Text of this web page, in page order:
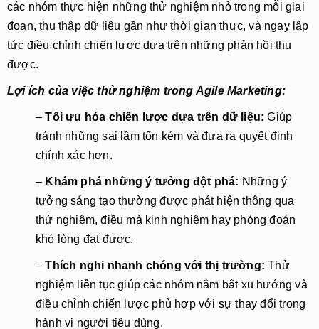
các nhóm thực hiện những thử nghiệm nhỏ trong mỗi giai
đoạn, thu thập dữ liệu gần như thời gian thực, và ngay lập
tức điều chỉnh chiến lược dựa trên những phản hồi thu
được.
Lợi ích của việc thử nghiệm trong Agile Marketing:
–Tối ưu hóa chiến lược dựa trên dữ liệu:Giúp
tránh những sai lầm tốn kém và đưa ra quyết định
chính xác hơn.
– Khám phá những ý tưởng đột phá: Những ý
tưởng sáng tạo thường được phát hiện thông qua
thử nghiệm, điều mà kinh nghiệm hay phỏng đoán
khó lòng đạt được.
–Thích nghi nhanh chóng với thị trường:Thử
nghiệm liên tục giúp các nhóm nắm bắt xu hướng và
điều chỉnh chiến lược phù hợp với sự thay đổi trong
hành vi người tiêu dùng.